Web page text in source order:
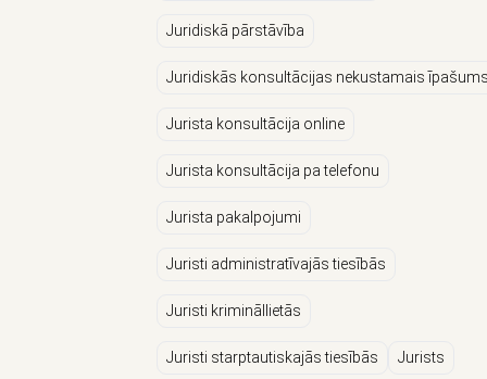
Juridiskā pārstāvība
Juridiskās konsultācijas nekustamais
Jurista konsultācija online
Jurista konsultācija pa telefonu
Jurista pakalpojumi
Juristi administratīvajās tiesībās
Juristi krimināllietās
Juristi starptautiskajās tiesībās Jurists